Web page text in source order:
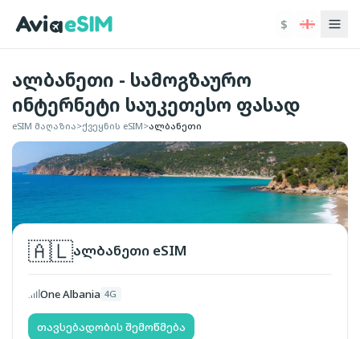
$
ალბანეთი - სამოგზაურო
ინტერნეტი საუკეთესო ფასად
eSIM მაღაზია>ქვეყნის eSIM>ალბანეთი
🇦🇱ალბანეთიeSIM
One Albania 4G
თავსებადობის შემოწმება